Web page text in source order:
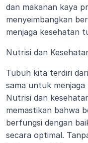
dan makanan kaya
menyeimbangkan
menjaga kesehatan
Nutrisi dan
Tubuh kita terdiri
sama untuk
Nutrisi dan
memastikan bahwa
berfungsi dengan
secara optimal.